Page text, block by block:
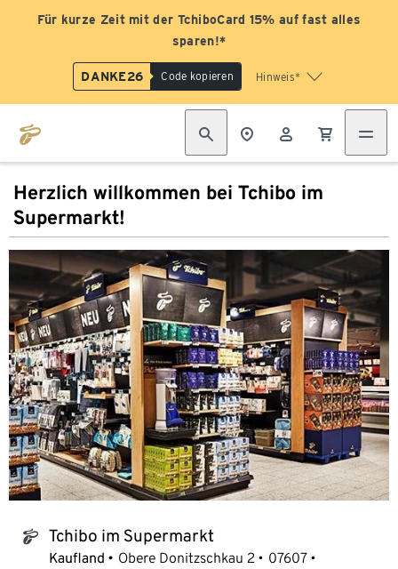
Für kurze Zeit mit der TchiboCard 15% auf fast alles
sparen!*
DANKE26 Code kopieren Hinweis*
Herzlich willkommen bei Tchibo im
Supermarkt!
tchibo_logo Tchibo im Supermarkt
Kaufland Obere Donitzschkau 2
07607